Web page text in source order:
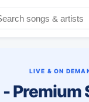
LIVE & ON
Premium